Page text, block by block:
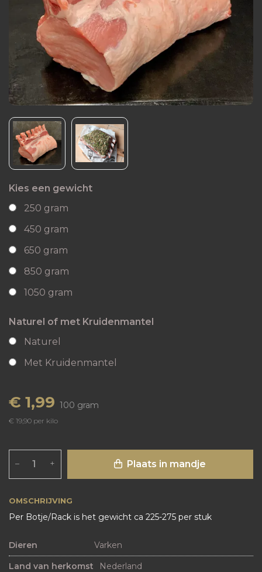
OMSCHRIJVING
Per Botje/Rack is het gewicht ca 225-275 per stuk
Kies een gewicht
250 gram
450 gram
650 gram
850 gram
1050 gram
Naturel of met Kruidenmantel
Naturel
Met Kruidenmantel
€ 1,99 100 gram
€ 19,90 per kilo
– + Plaats in mandje
Dieren
Varken
Land van herkomst
Nederland